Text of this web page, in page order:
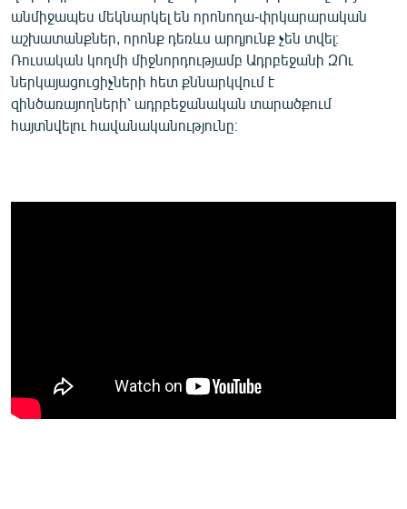
անմիջապես մեկնարկել են որոնողա-փրկարարական
աշխատանքներ, որոնք դեռևս արդյունք չեն տվել։
Ռուսական կողմի միջնորդությամբ Ադրբեջանի ԶՈւ
ներկայացուցիչների հետ քննարկվում է
զինծառայողների՝ ադրբեջանական տարածքում
հայտնվելու հավանականությունը։